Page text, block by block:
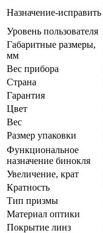
Назначение-исправить
Уровень пользователя
Габаритные размеры,
мм
Вес прибора
Страна
Гарантия
Цвет
Вес
Размер упаковки
Функциональное
назначение бинокля
Увеличение, крат
Кратность
Тип призмы
Материал оптики
Покрытие линз